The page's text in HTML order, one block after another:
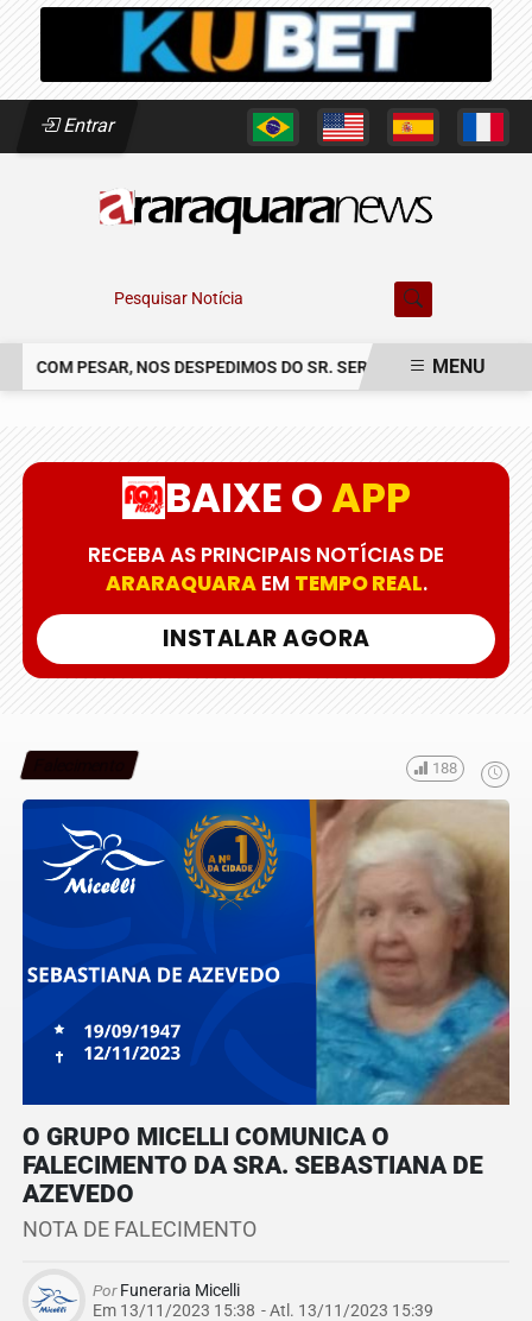
Entrar
Pesquisar Notícia
COM PESAR, NOS DESPEDIMOS DO SR. SERGIO CLAUDINEI SOLER
MENU
BAIXE OAPP
RECEBA AS PRINCIPAIS NOTÍCIAS DE
ARARAQUARAEM TEMPO REAL.
INSTALAR AGORA
188
O GRUPO MICELLI COMUNICA O
FALECIMENTO DA SRA. SEBASTIANA DE
AZEVEDO
NOTA DE FALECIMENTO
PorFuneraria Micelli
Em 13/11/2023 15:38 - Atl. 13/11/2023 15:39